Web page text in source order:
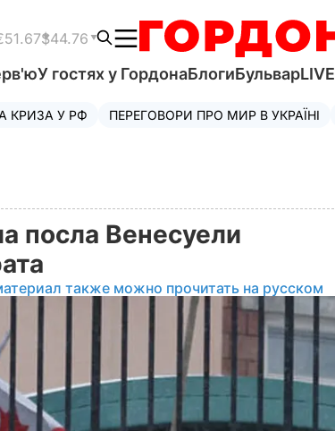
$44.76
У гостях у ГордонаБлогиБульварLIVE
КРИЗА У РФ ПЕРЕГОВОРИ ПРО МИР В УКРАЇНІ
посла Венесуели
также можно прочитать на русском